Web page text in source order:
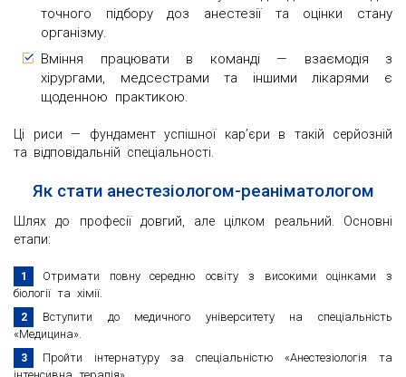
точного підбору доз анестезії та оцінки стану
організму.
Вміння працювати в команді — взаємодія з
хірургами, медсестрами та іншими лікарями є
щоденною практикою.
Ці риси — фундамент успішної кар’єри в такій серйозній
та відповідальній спеціальності.
Як стати анестезіологом-реаніматологом
Шлях до професії довгий, але цілком реальний. Основні
етапи:
Отримати повну середню освіту з високими оцінками з
біології та хімії.
Вступити до медичного університету на спеціальність
«Медицина».
Пройти інтернатуру за спеціальністю «Анестезіологія та